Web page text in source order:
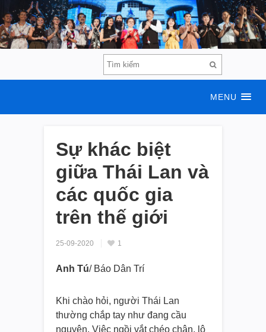
MENU
Sự khác biệt
giữa Thái Lan và
các quốc gia
trên thế giới
25-09-2020 1
Anh Tú/ Báo Dân Trí
Khi chào hỏi, người Thái Lan
thường chắp tay như đang cầu
nguyện. Việc ngồi vắt chéo chân, lộ